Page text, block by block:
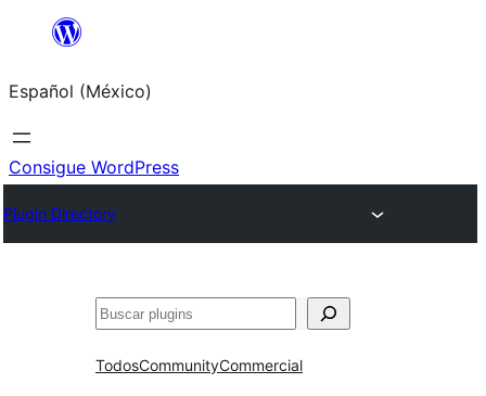
Saltar
contenido
Español (México)
Consigue WordPress
Plugin Directory
Buscar
TodosCommunityCommercial